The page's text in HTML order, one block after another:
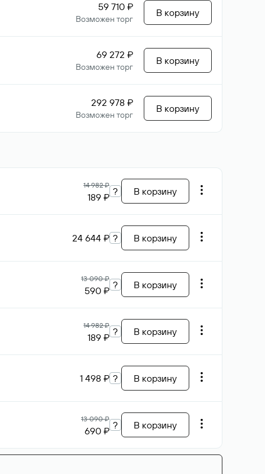
59 710 ₽
Возможен торг
В корзину
69 272 ₽
Возможен торг
В корзину
292 978 ₽
Возможен торг
В корзину
14 982 ₽
189 ₽ ? В корзину
24 644 ₽ ? В корзину
13 090 ₽
590 ₽ ? В корзину
14 982 ₽
189 ₽ ? В корзину
1 498 ₽ ? В корзину
13 090 ₽
690 ₽ ? В корзину